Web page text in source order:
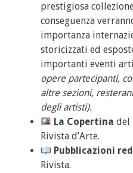
prestigiosa
conseguenza
importanza
storicizzati ed
importanti eventi
opere partecipanti,
altre sezioni,
degli artisti).
La Copertina del
Rivista d’Arte.
Pubblicazioni
Rivista.